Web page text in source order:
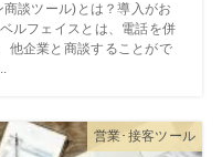
談ツール)とは？導入がお
ルフェイスとは、電話を併
他企業と商談することがで
営業･接客ツール